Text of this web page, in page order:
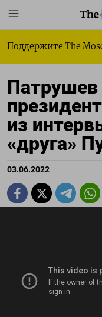
Поддержите The
из
«друга»
03.06.2022